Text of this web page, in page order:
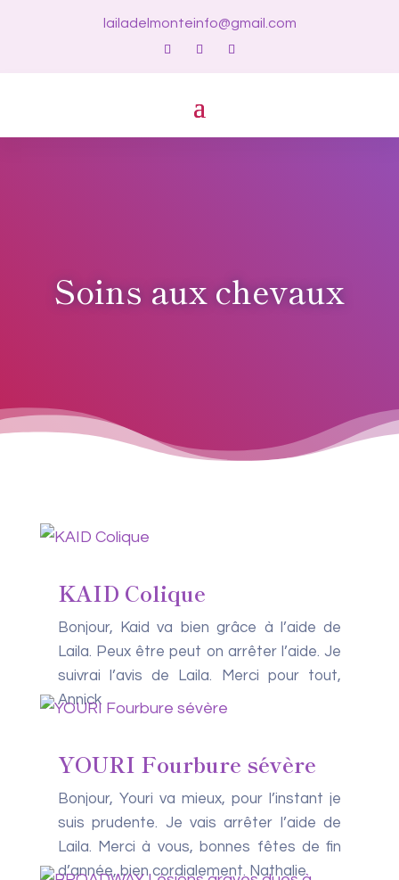
lailadelmonteinfo@gmail.com
Soins aux chevaux
KAID Colique
Bonjour, Kaid va bien grâce à l’aide de
Laila. Peux être peut on arrêter l’aide. Je
suivrai l’avis de Laila. Merci pour tout,
Annick
YOURI Fourbure sévère
Bonjour, Youri va mieux, pour l’instant je
suis prudente. Je vais arrêter l’aide de
Laila. Merci à vous, bonnes fêtes de fin
d’année, bien cordialement. Nathalie